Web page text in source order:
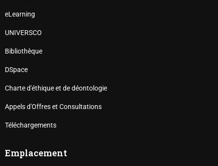
eLearning
UNIVERSCO
Bibliothèque
DSpace
Charte d'éthique et de déontologie
Appels d'Offres et Consultations
Téléchargements
Emplacement